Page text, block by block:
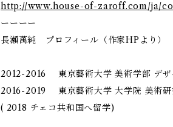
http://www.house-of-zaroff.com/ja/
ーーーー
長瀬萬純 プロフィール（作家HPより）
2012-2016 東京藝術大学 美術学部 デザ
2016-2019 東京藝術大学 大学院 美術研
( 2018 チェコ共和国へ留学)